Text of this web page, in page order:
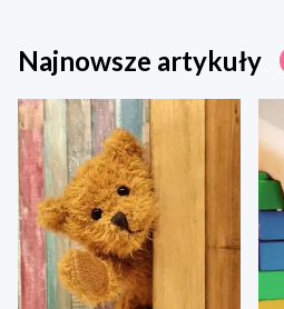
Najnowsze artykuły